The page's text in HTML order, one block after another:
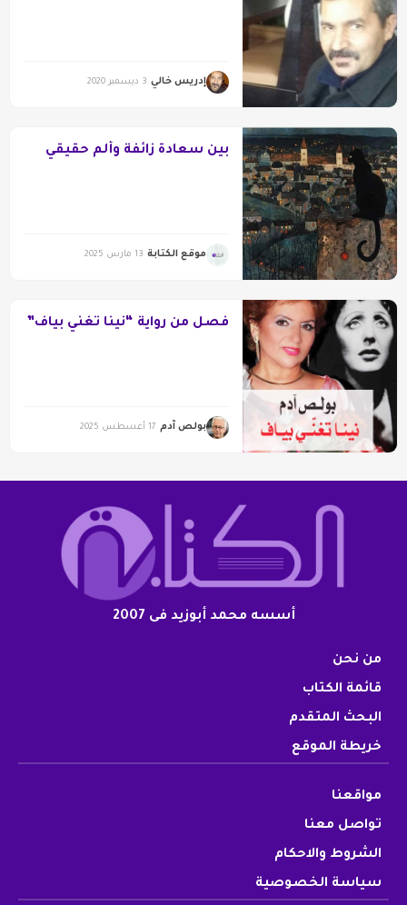
إدريس خالي 3 ديسمبر 2020
بين سعادة زائفة وألم حقيقي
موقع الكتابة 13 مارس 2025
فصل من رواية “نينا تُغنّي بياف”
بولص آدم 17 أغسطس 2025
أسسه محمد أبوزيد فى 2007
من نحن
قائمة الكتاب
البحث المتقدم
خريطة الموقع
مواقعنا
تواصل معنا
الشروط والاحكام
سياسة الخصوصية